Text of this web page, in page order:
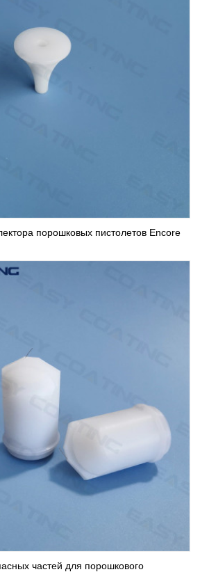
порошковых пистолетов Encore
частей для порошкового